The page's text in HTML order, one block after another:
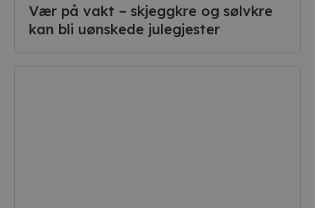
Vær på vakt – skjeggkre og sølvkre
kan bli uønskede julegjester